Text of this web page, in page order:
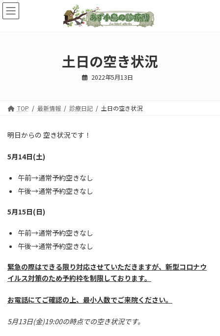
コ
ン
ナ
ビ
土日の空き状況
2022年5月13日
TOP 最新情報 診療日記 土日の空き状況
明日からの 空き状況です！
5月14日(土)
午前→通常予約空きなし
午後→通常予約空きなし
5月15日(日)
午前→通常予約空きなし
午後→通常予約空きなし
緊急の際はできる限り対応させていただきますが、新型コロナウ
イルス対策のため予約枠を制限しております。
お電話にてご確認の上、最小人数でご来院ください。
5月13日(金)19:00の時点での空き状況です。